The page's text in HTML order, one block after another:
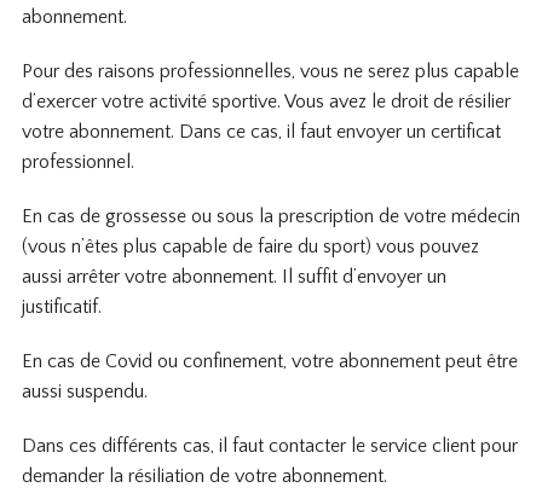
abonnement.
Pour des raisons professionnelles, vous ne serez plus capable
d’exercer votre activité sportive. Vous avez le droit de résilier
votre abonnement. Dans ce cas, il faut envoyer un certificat
professionnel.
En cas de grossesse ou sous la prescription de votre médecin
(vous n’êtes plus capable de faire du sport) vous pouvez
aussi arrêter votre abonnement. Il suffit d’envoyer un
justificatif.
En cas de Covid ou confinement, votre abonnement peut être
aussi suspendu.
Dans ces différents cas, il faut contacter le service client pour
demander la résiliation de votre abonnement.